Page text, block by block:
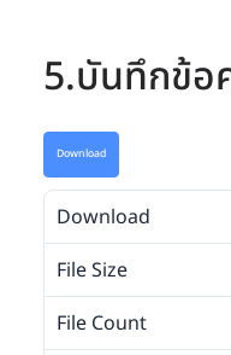
5.บันทึกข้อ
Download
Download
File Size
File Count